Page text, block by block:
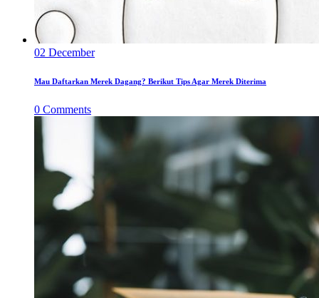
02 December
Mau Daftarkan Merek Dagang? Berikut Tips Agar Merek Diterima
0 Comments